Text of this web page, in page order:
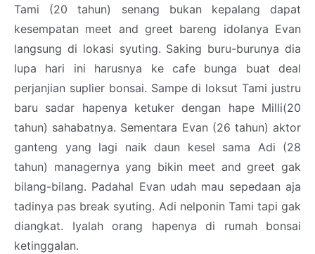
Tami (20 tahun) senang bukan kepalang dapat
kesempatan meet and greet bareng idolanya Evan
langsung di lokasi syuting. Saking buru-burunya dia
lupa hari ini harusnya ke cafe bunga buat deal
perjanjian suplier bonsai. Sampe di loksut Tami justru
baru sadar hapenya ketuker dengan hape Milli(20
tahun) sahabatnya. Sementara Evan (26 tahun) aktor
ganteng yang lagi naik daun kesel sama Adi (28
tahun) managernya yang bikin meet and greet gak
bilang-bilang. Padahal Evan udah mau sepedaan aja
tadinya pas break syuting. Adi nelponin Tami tapi gak
diangkat. Iyalah orang hapenya di rumah bonsai
ketinggalan.